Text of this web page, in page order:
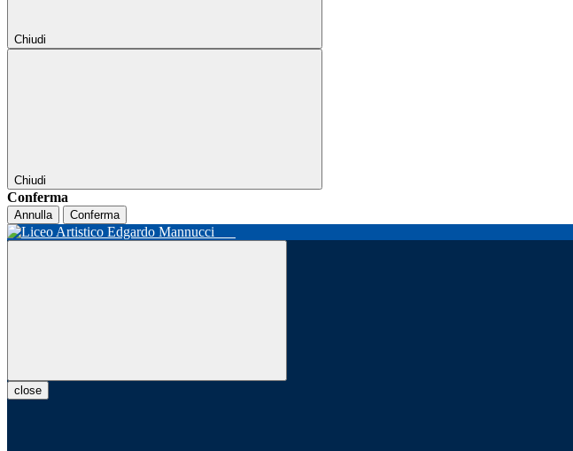
Chiudi
Chiudi
Conferma
Annulla Conferma
close